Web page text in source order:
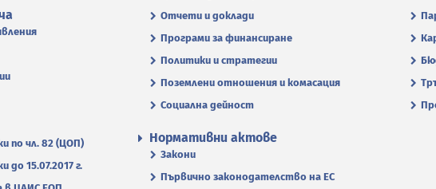
Отчети и доклади
Програми за финансиране
Политики и стратегии
Поземлени отношения и комасация
Социална дейност
по чл. 82 (ЦОП)
до 15.07.2017 г.
Нормативни актове
Закони
Първично законодателство на ЕС